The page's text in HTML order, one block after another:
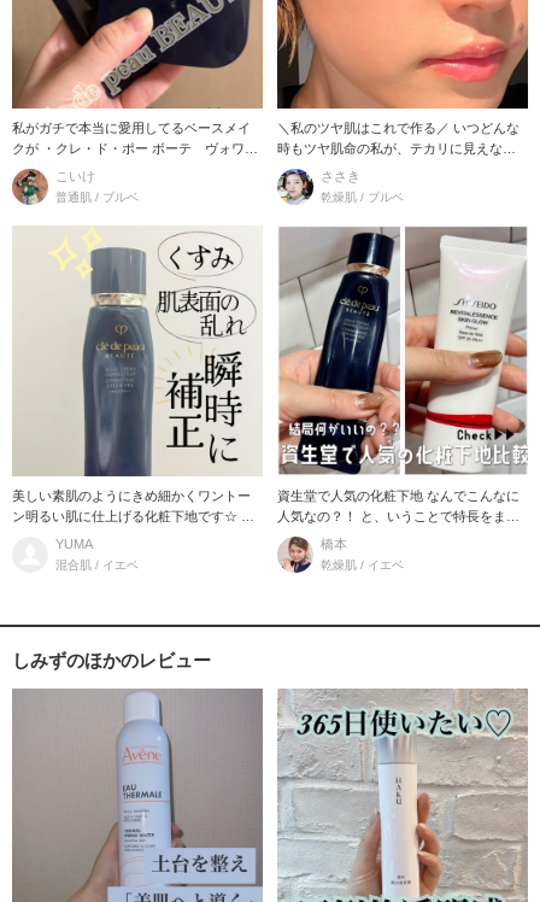
私がガチで本当に愛用してるベースメイ
クが ・クレ・ド・ポー ボーテ ヴォワー
ルコレクチュー
こいけ
普通肌 / ブルベ
＼私のツヤ肌はこれで作る／ いつどんな
時もツヤ肌命の私が、テカリに見えない
崩れにくいツヤ
ささき
乾燥肌 / ブルベ
美しい素肌のようにきめ細かくワントー
ン明るい肌に仕上げる化粧下地です☆ 長
時間うるおいを
YUMA
混合肌 / イエベ
資生堂で人気の化粧下地 なんでこんなに
人気なの？！ と、いうことで特長をまと
めてみました♪
橋本
乾燥肌 / イエベ
しみずのほかのレビュー